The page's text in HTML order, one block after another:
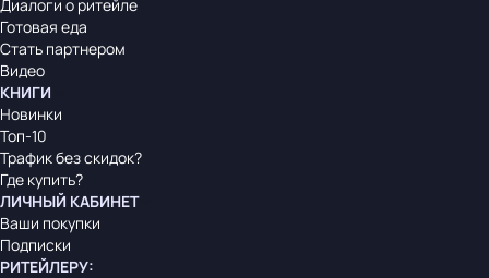
Диалоги о ритейле
Готовая еда
Стать партнером
Видео
КНИГИ
Новинки
Топ-10
Трафик без скидок?
Где купить?
ЛИЧНЫЙ КАБИНЕТ
Ваши покупки
Подписки
РИТЕЙЛЕРУ: